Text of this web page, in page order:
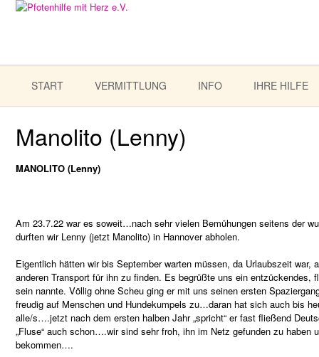
START VERMITTLUNG INFO IHRE HILFE
Manolito (Lenny)
MANOLITO (Lenny)
Am 23.7.22 war es soweit…nach sehr vielen Bemühungen seitens der
durften wir Lenny (jetzt Manolito) in Hannover abholen.
Eigentlich hätten wir bis September warten müssen, da Urlaubszeit
anderen Transport für ihn zu finden. Es begrüßte uns ein
sein nannte. Völlig ohne Scheu ging er mit uns seinen ersten
freudig auf Menschen und Hundekumpels zu…daran hat sich auch bis
alle/s….jetzt nach dem ersten halben Jahr „spricht“ er fast fließend
„Fluse“ auch schon….wir sind sehr froh, ihn im Netz gefunden zu haben
bekommen….